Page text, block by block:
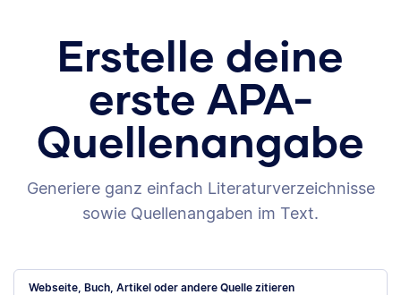
Erstelle deine
erste APA-
Quellenangabe
Generiere ganz einfach Literaturverzeichnisse
sowie Quellenangaben im Text.
Webseite, Buch, Artikel oder andere Quelle zitieren